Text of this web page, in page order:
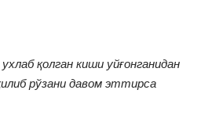
қолган киши уйғонганидан
рўзани давом эттирса